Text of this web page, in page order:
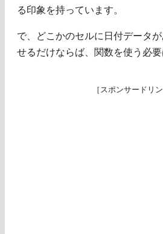
る印象を持っています。
で、どこかのセルに日付データ
せるだけならば、関数を使う必要
［スポンサードリン